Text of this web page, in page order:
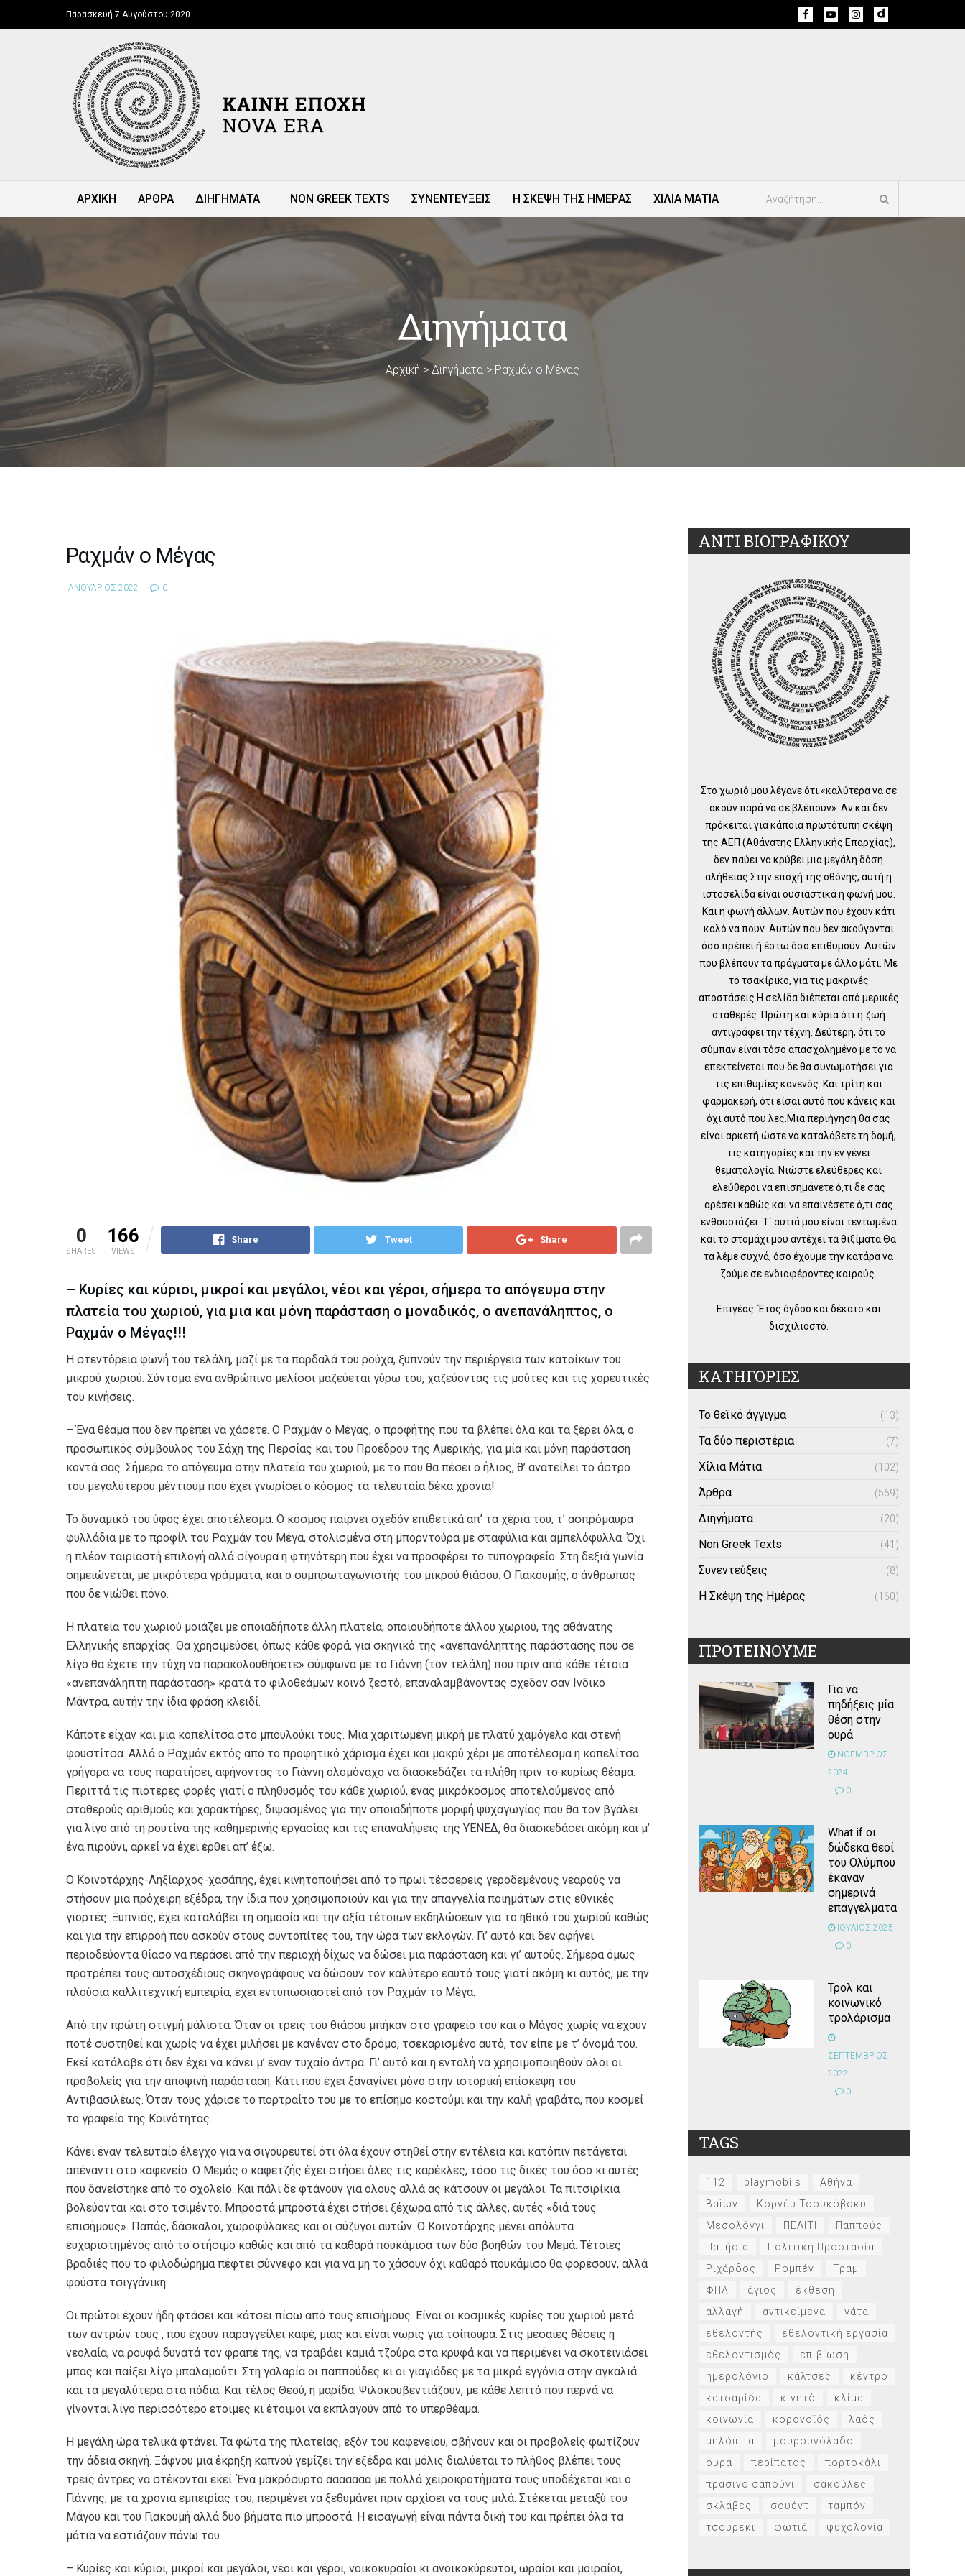
Παρασκευή 7 Αυγούστου 2020
ΑΡΧΙΚΗ ΑΡΘΡΑ ΔΙΗΓΗΜΑΤΑ NON GREEK TEXTS ΣΥΝΕΝΤΕΥΞΕΙΣ Η ΣΚΕΨΗ ΤΗΣ ΗΜΕΡΑΣ ΧΙΛΙΑ ΜΑΤΙΑ
Διηγήματα
Αρχική > Διηγήματα> Ραχμάν ο Μέγας
Ραχμάν ο Μέγας
ΙΑΝΟΥΑΡΙΟΣ 2022 0
0
SHARES
166
VIEWS
Share Tweet Share
– Κυρίες και κύριοι, μικροί και μεγάλοι, νέοι και γέροι, σήμερα το απόγευμα στην
πλατεία του χωριού, για μια και μόνη παράσταση ο μοναδικός, ο ανεπανάληπτος, ο
Ραχμάν ο Μέγας!!!
Η στεντόρεια φωνή του τελάλη, μαζί με τα παρδαλά του ρούχα, ξυπνούν την περιέργεια των κατοίκων του
μικρού χωριού. Σύντομα ένα ανθρώπινο μελίσσι μαζεύεται γύρω του, χαζεύοντας τις μούτες και τις χορευτικές
του κινήσεις.
– Ένα θέαμα που δεν πρέπει να χάσετε. Ο Ραχμάν ο Μέγας, ο προφήτης που τα βλέπει όλα και τα ξέρει όλα, ο
προσωπικός σύμβουλος του Σάχη της Περσίας και του Προέδρου της Αμερικής, για μία και μόνη παράσταση
κοντά σας. Σήμερα το απόγευμα στην πλατεία του χωριού, με το που θα πέσει ο ήλιος, θ’ ανατείλει το άστρο
του μεγαλύτερου μέντιουμ που έχει γνωρίσει ο κόσμος τα τελευταία δέκα χρόνια!
Το δυναμικό του ύφος έχει αποτέλεσμα. Ο κόσμος παίρνει σχεδόν επιθετικά απ’ τα χέρια του, τ’ ασπρόμαυρα
φυλλάδια με το προφίλ του Ραχμάν του Μέγα, στολισμένα στη μπορντούρα με σταφύλια και αμπελόφυλλα. Όχι
η πλέον ταιριαστή επιλογή αλλά σίγουρα η φτηνότερη που έχει να προσφέρει το τυπογραφείο. Στη δεξιά γωνία
σημειώνεται, με μικρότερα γράμματα, και ο συμπρωταγωνιστής του μικρού θιάσου. Ο Γιακουμής, ο άνθρωπος
που δε νιώθει πόνο.
Η πλατεία του χωριού μοιάζει με οποιαδήποτε άλλη πλατεία, οποιουδήποτε άλλου χωριού, της αθάνατης
Ελληνικής επαρχίας. Θα χρησιμεύσει, όπως κάθε φορά, για σκηνικό της «ανεπανάληπτης παράστασης που σε
λίγο θα έχετε την τύχη να παρακολουθήσετε» σύμφωνα με το Γιάννη (τον τελάλη) που πριν από κάθε τέτοια
«ανεπανάληπτη παράσταση» κρατά το φιλοθεάμων κοινό ζεστό, επαναλαμβάνοντας σχεδόν σαν Ινδικό
Μάντρα, αυτήν την ίδια φράση κλειδί.
Κάποτε είχαν και μια κοπελίτσα στο μπουλούκι τους. Μια χαριτωμένη μικρή με πλατύ χαμόγελο και στενή
φουστίτσα. Αλλά ο Ραχμάν εκτός από το προφητικό χάρισμα έχει και μακρύ χέρι με αποτέλεσμα η κοπελίτσα
γρήγορα να τους παρατήσει, αφήνοντας το Γιάννη ολομόναχο να διασκεδάζει τα πλήθη πριν το κυρίως θέαμα.
Περιττά τις πιότερες φορές γιατί ο πληθυσμός του κάθε χωριού, ένας μικρόκοσμος αποτελούμενος από
σταθερούς αριθμούς και χαρακτήρες, διψασμένος για την οποιαδήποτε μορφή ψυχαγωγίας που θα τον βγάλει
για λίγο από τη ρουτίνα της καθημερινής εργασίας και τις επαναλήψεις της ΥΕΝΕΔ, θα διασκεδάσει ακόμη και μ’
ένα πιρούνι, αρκεί να έχει έρθει απ’ έξω.
Ο Κοινοτάρχης-Ληξίαρχος-χασάπης, έχει κινητοποιήσει από το πρωί τέσσερεις γεροδεμένους νεαρούς να
στήσουν μια πρόχειρη εξέδρα, την ίδια που χρησιμοποιούν και για την απαγγελία ποιημάτων στις εθνικές
γιορτές. Ξυπνιός, έχει καταλάβει τη σημασία και την αξία τέτοιων εκδηλώσεων για το ηθικό του χωριού καθώς
και για την επιρροή που ασκούν στους συντοπίτες του, την ώρα των εκλογών. Γι’ αυτό και δεν αφήνει
περιοδεύοντα θίασο να περάσει από την περιοχή δίχως να δώσει μια παράσταση και γι’ αυτούς. Σήμερα όμως
προτρέπει τους αυτοσχέδιους σκηνογράφους να δώσουν τον καλύτερο εαυτό τους γιατί ακόμη κι αυτός, με την
πλούσια καλλιτεχνική εμπειρία, έχει εντυπωσιαστεί από τον Ραχμάν το Μέγα.
Από την πρώτη στιγμή μάλιστα. Όταν οι τρεις του θιάσου μπήκαν στο γραφείο του και ο Μάγος χωρίς να έχουν
ποτέ συστηθεί και χωρίς να έχει μιλήσει με κανέναν στο δρόμο, τσεκαρισμένο αυτό, τον είπε με τ’ όνομά του.
Εκεί κατάλαβε ότι δεν έχει να κάνει μ’ έναν τυχαίο άντρα. Γι’ αυτό και η εντολή να χρησιμοποιηθούν όλοι οι
προβολείς για την αποψινή παράσταση. Κάτι που έχει ξαναγίνει μόνο στην ιστορική επίσκεψη του
Αντιβασιλέως. Όταν τους χάρισε το πορτραίτο του με το επίσημο κοστούμι και την καλή γραβάτα, που κοσμεί
το γραφείο της Κοινότητας.
Κάνει έναν τελευταίο έλεγχο για να σιγουρευτεί ότι όλα έχουν στηθεί στην εντέλεια και κατόπιν πετάγεται
απέναντι στο καφενείο. Ο Μεμάς ο καφετζής έχει στήσει όλες τις καρέκλες, τόσο τις δικές του όσο κι αυτές
που δανείστηκε από το σχολείο. Και πάλι δε φτάνουν για όλους αλλά ας κάτσουν οι μεγάλοι. Τα πιτσιρίκια
βολεύονται και στο τσιμέντο. Μπροστά μπροστά έχει στήσει ξέχωρα από τις άλλες, αυτές «διά τους
επισήμους». Παπάς, δάσκαλοι, χωροφύλακες και οι σύζυγοι αυτών. Ο Κοινοτάρχης μένει απόλυτα
ευχαριστημένος από το στήσιμο καθώς και από τα καθαρά πουκάμισα των δύο βοηθών του Μεμά. Τέτοιες
βραδιές που το φιλοδώρημα πέφτει σύννεφο και για να μη το χάσουν όχι καθαρό πουκάμισο θα φορέσουν, αλλά
φούστα τσιγγάνικη.
Οι πρώτοι έχουν ήδη φτάσει και κάτσει πίσω από τους επισήμους. Είναι οι κοσμικές κυρίες του χωριού μετά
των αντρών τους , που έχουν παραγγείλει καφέ, μιας και είναι νωρίς για τσίπουρα. Στις μεσαίες θέσεις η
νεολαία, να ρουφά δυνατά τον φραπέ της, να τραβάει καμιά τζούρα στα κρυφά και να περιμένει να σκοτεινιάσει
μπας και παίξει λίγο μπαλαμούτι. Στη γαλαρία οι παππούδες κι οι γιαγιάδες με τα μικρά εγγόνια στην αγκαλιά
και τα μεγαλύτερα στα πόδια. Και τέλος Θεού, η μαρίδα. Ψιλοκουβεντιάζουν, με κάθε λεπτό που περνά να
γίνονται λίγο περισσότερο έτοιμες κι έτοιμοι να εκπλαγούν από το υπερθέαμα.
Η μεγάλη ώρα τελικά φτάνει. Τα φώτα της πλατείας, εξόν του καφενείου, σβήνουν και οι προβολείς φωτίζουν
την άδεια σκηνή. Ξάφνου μια έκρηξη καπνού γεμίζει την εξέδρα και μόλις διαλύεται το πλήθος βλέπει τους
τρεις άντρες να στέκονται εκεί. Ένα μακρόσυρτο ααααααα με πολλά χειροκροτήματα τους υποδέχεται και ο
Γιάννης, με τα χρόνια εμπειρίας του, περιμένει να ξεθυμάνει πριν αρχίσει να τους μιλά. Στέκεται μεταξύ του
Μάγου και του Γιακουμή αλλά δυο βήματα πιο μπροστά. Η εισαγωγή είναι πάντα δική του και πρέπει όλα τα
μάτια να εστιάζουν πάνω του.
– Κυρίες και κύριοι, μικροί και μεγάλοι, νέοι και γέροι, νοικοκυραίοι κι ανοικοκύρευτοι, ωραίοι και μοιραίοι,
ΑΝΤΙ ΒΙΟΓΡΑΦΙΚΟΥ
Στο χωριό μου λέγανε ότι «καλύτερα να σε
ακούν παρά να σε βλέπουν». Αν και δεν
πρόκειται για κάποια πρωτότυπη σκέψη
της ΑΕΠ (Αθάνατης Ελληνικής Επαρχίας),
δεν παύει να κρύβει μια μεγάλη δόση
αλήθειας.Στην εποχή της οθόνης, αυτή η
ιστοσελίδα είναι ουσιαστικά η φωνή μου.
Και η φωνή άλλων. Αυτών που έχουν κάτι
καλό να πουν. Αυτών που δεν ακούγονται
όσο πρέπει ή έστω όσο επιθυμούν. Αυτών
που βλέπουν τα πράγματα με άλλο μάτι. Με
το τσακίρικο, για τις μακρινές
αποστάσεις.Η σελίδα διέπεται από μερικές
σταθερές. Πρώτη και κύρια ότι η ζωή
αντιγράφει την τέχνη. Δεύτερη, ότι το
σύμπαν είναι τόσο απασχολημένο με το να
επεκτείνεται που δε θα συνωμοτήσει για
τις επιθυμίες κανενός. Και τρίτη και
φαρμακερή, ότι είσαι αυτό που κάνεις και
όχι αυτό που λες.Μια περιήγηση θα σας
είναι αρκετή ώστε να καταλάβετε τη δομή,
τις κατηγορίες και την εν γένει
θεματολογία. Νιώστε ελεύθερες και
ελεύθεροι να επισημάνετε ό,τι δε σας
αρέσει καθώς και να επαινέσετε ό,τι σας
ενθουσιάζει. Τ΄ αυτιά μου είναι τεντωμένα
και το στομάχι μου αντέχει τα θιξίματα.Θα
τα λέμε συχνά, όσο έχουμε την κατάρα να
ζούμε σε ενδιαφέροντες καιρούς.
Επιγέας. Έτος όγδοο και δέκατο και
δισχιλιοστό.
ΚΑΤΗΓΟΡΙΕΣ
Το θεϊκό άγγιγμα (13)
Τα δύο περιστέρια (7)
Χίλια Μάτια (102)
Άρθρα (569)
Διηγήματα (20)
Non Greek Texts (41)
Συνεντεύξεις (8)
Η Σκέψη της Ημέρας (160)
ΠΡΟΤΕΙΝΟΥΜΕ
Για να
πηδήξεις μία
θέση στην
ουρά
ΝΟΕΜΒΡΙΟΣ
2024
0
What if οι
δώδεκα θεοί
του Ολύμπου
έκαναν
σημερινά
επαγγέλματα
ΙΟΥΛΙΟΣ 2025
0
Τρολ και
κοινωνικό
τρολάρισμα
ΣΕΠΤΕΜΒΡΙΟΣ
2022
0
TAGS
112 playmobils
Αθήνα
Βαΐων
Κορνέυ Τσουκόβσκυ
Μεσολόγγι
ΠΕΛΙΤΙ
Παππούς
Πατήσια
Πολιτική Προστασία
Ριχάρδος
Ρομπέν
Τραμ
ΦΠΑ
άγιος
έκθεση
αλλαγή
αντικείμενα
γάτα
εθελοντής
εθελοντική εργασία
εθελοντισμός
επιβίωση
ημερολόγιο
κάλτσες
κέντρο
κατσαρίδα
κινητό
κλίμα
κοινωνία
κορονοϊός
λαός
μηλόπιτα
μουρουνόλαδο
ουρά
περίπατος
πορτοκάλι
πράσινο σαπούνι
σακούλες
σκλάβες
σουέντ
ταμπόν
τσουρέκι
φωτιά ψυχολογία